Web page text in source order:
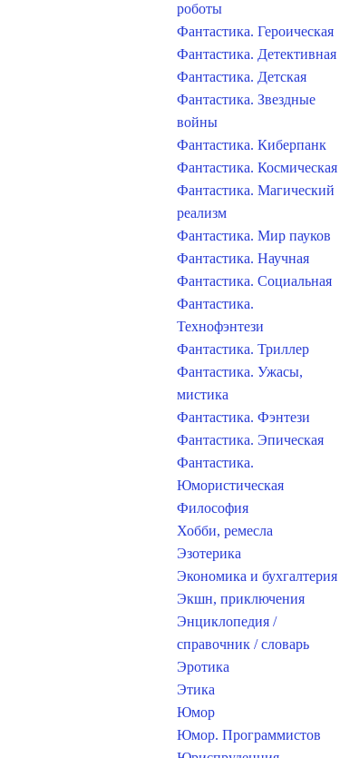
роботы
Фантастика. Героическая
Фантастика. Детективная
Фантастика. Детская
Фантастика. Звездные
войны
Фантастика. Киберпанк
Фантастика. Космическая
Фантастика. Магический
реализм
Фантастика. Мир пауков
Фантастика. Научная
Фантастика. Социальная
Фантастика.
Технофэнтези
Фантастика. Триллер
Фантастика. Ужасы,
мистика
Фантастика. Фэнтези
Фантастика. Эпическая
Фантастика.
Юмористическая
Философия
Хобби, ремесла
Эзотерика
Экономика и бухгалтерия
Экшн, приключения
Энциклопедия /
справочник / словарь
Эротика
Этика
Юмор
Юмор. Программистов